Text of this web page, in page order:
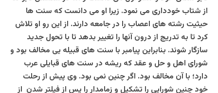
از شتاب خودداری می نمود. زیرا او می دانست که سنت ها
حیثیت رشته های اعصاب را در جامعه دارند. از این رو او تلاش
کرد تا به تدریج از درون آنها را تغییر بدهد تا با تحول جدید
سازگار شوند. بنابراین پیامبر با سنت های قبیله یی مخالف بود و
شورای اهل و حل و عقد که ریشه در سنت های قبایلی عرب
دارد؛ با آن مخالف بود. اگر چنین نمی بود. وی پیش از رحلت
خود چنین شورایی را تشکیل و زمامدار را پس از فیلتر شدن از